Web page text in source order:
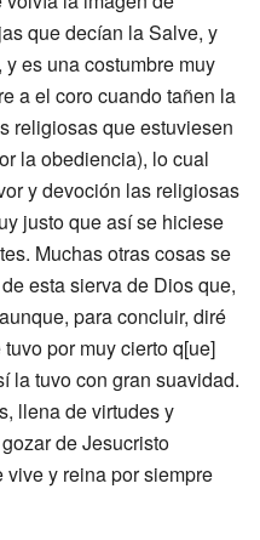
que decían la Salve, y
es una costumbre muy
a el coro cuando tañen la
religiosas que estuviesen
la obediencia), lo cual
y devoción las religiosas
justo que así se hiciese
Muchas otras cosas se
esta sierva de Dios que,
para concluir, diré
por muy cierto q[ue]
la tuvo con gran suavidad.
llena de virtudes y
de Jesucristo
y reina por siempre